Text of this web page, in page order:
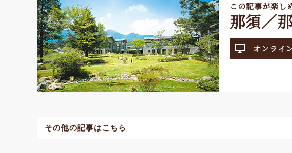
この記事が楽し
那須／
オンライ
その他の記事はこちら